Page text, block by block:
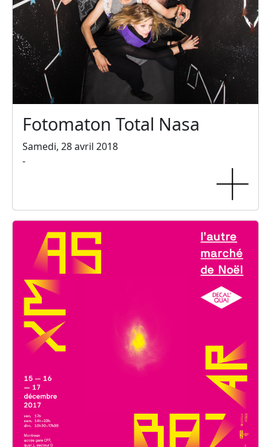
Fotomaton Total Nasa
Samedi, 28 avril 2018
-